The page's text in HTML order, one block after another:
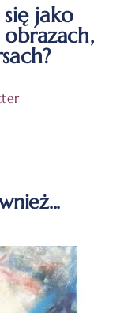
jako